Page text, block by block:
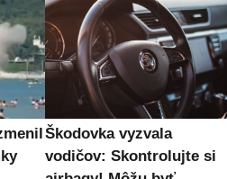
Škodovka vyzvala
vodičov: Skontrolujte si